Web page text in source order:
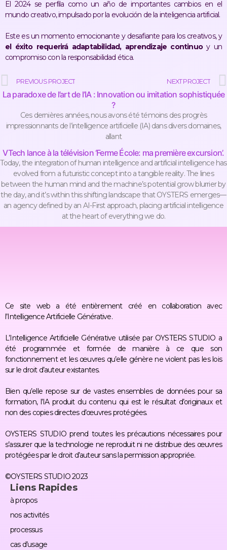
El 2024 se perfila como un año de importantes cambios en el
mundo creativo, impulsado por la evolución de la inteligencia artificial.
Este es un momento emocionante y desafiante para los creativos, y
el éxito requerirá adaptabilidad, aprendizaje continuoy un
compromiso con la responsabilidad ética.
PREVIOUS PROJECT NEXT PROJECT
La paradoxe de l’art de l’IA : Innovation ou imitation sophistiquée
?
Ces dernières années, nous avons été témoins des progrès
impressionnants de l’intelligence artificielle (IA) dans divers domaines,
allant
VTech lance à la télévision ‘Ferme École: ma première excursion’.
Today, the integration of human intelligence and artificial intelligence has
evolved from a futuristic concept into a tangible reality. The lines
between the human mind and the machine’s potential grow blurrier by
the day, and it’s within this shifting landscape that OYSTERS emerges—
an agency defined by an AI-First approach, placing artificial intelligence
at the heart of everything we do.
Ce site web a été entièrement créé en collaboration avec
l’Intelligence Artificielle Générative.
L’Intelligence Artificielle Générative utilisée par OYSTERS STUDIO a
été programmée et formée de manière à ce que son
fonctionnement et les œuvres qu’elle génère ne violent pas les lois
sur le droit d’auteur existantes.
Bien qu’elle repose sur de vastes ensembles de données pour sa
formation, l’IA produit du contenu qui est le résultat d’originaux et
non des copies directes d’œuvres protégées.
OYSTERS STUDIO prend toutes les précautions nécessaires pour
s’assurer que la technologie ne reproduit ni ne distribue des œuvres
protégées par le droit d’auteur sans la permission appropriée.
©OYSTERS STUDIO 2023
Liens Rapides
à propos
nos activités
processus
cas d’usage